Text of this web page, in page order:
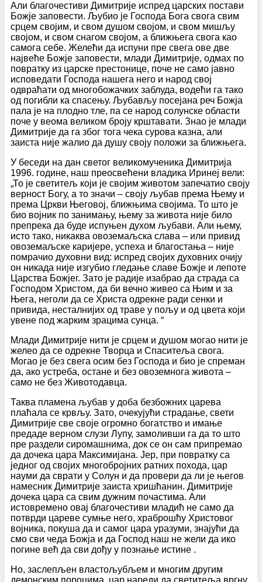
Али благочестиви Димитрије испред царских постави
Божје заповести. Љубио је Господа Бога свога свим
срцем својим, и свом душом својом, и свом мишљу
својом, и свом снагом својом, а ближњега свога као
самога себе. Желећи да испуни пре свега ове две
највеће Божје заповести, млади Димитрије, одмах по
повратку из царске престонице, поче не само јавно
исповедати Господа нашега него и народ свој
одвраћати од многобожачких заблуда, водећи га тако
од погибли ка спасењу. Љубављу посејана реч Божја
пала је на плодно тле, па се народ солунске области
поче у веома великом броју крштавати. Знао је млади
Димитрије да га због тога чека сурова казна, али
заиста није жалио да душу своју положи за ближњега.
У беседи на дан светог великомученика Димитрија
1996. године, наш преосвећени владика Иринеј вели:
„То је светитељ који је својим животом запечатио своју
верност Богу, а то значи – своју љубав према Њему и
према Цркви Његовој, ближњима својима. То што је
био војник по занимању, њему за живота није било
препрека да буде испуњен духом љубави. Али њему,
исто тако, никаква овоземаљска слава – или привид
овоземаљске каријере, успеха и благостања – није
помрачио духовни вид: испред својих духовних очију
он никада није изгубио гледање славе Божје и лепоте
Царства Божјег. Зато је радије изабрао да страда са
Господом Христом, да би вечно живео са Њим и за
Њега, неголи да се Христа одрекне ради сенки и
привида, несталнијих од траве у пољу и од цвета који
увене под жарким зрацима сунца. “
Млади Димитрије нити је срцем и душом могао нити је
желео да се одрекне Творца и Спаситеља свога.
Могао је без свега осим без Господа и био је спреман
да, ако устреба, остане и без овоземнога живота –
само не без Животодавца.
Таква пламена љубав у доба безбожних царева
плаћала се крвљу. Зато, очекујући страдање, свети
Димитрије све своје огромно богатство и имање
предаде верном слузи Лупу, замоливши га да то што
пре раздели сиромашнима, док се он сам припремао
да дочека цара Максимијана. Јер, при повратку са
једног од својих многобројних ратних похода, цар
науми да сврати у Солун и да провери да ли је његов
намесник Димитрије заиста хришћанин. Димитрије
дочека цара са свим дужним почастима. Али
истовремено овај благочестиви младић не само да
потврди цареве сумње него, храброшћу Христовог
војника, покуша да и самог цара уразуми, знајући да
смо сви чеда Божја и да Господ наш не жели да ико
погине већ да сви дођу у познање истине .
Но, заслепљен властољубљем и многим другим